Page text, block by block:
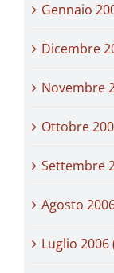
Gennaio
Dicembre
Novembre
Ottobre
Settembre
Agosto
Luglio 2006